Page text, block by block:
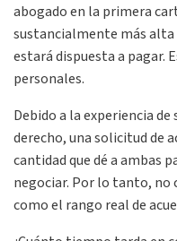
abogado en la primera
sustancialmente más alta
estará dispuesta a pagar.
personales.
Debido a la experiencia
derecho, una solicitud de
cantidad que dé a ambas
negociar. Por lo tanto, no
como el rango real de